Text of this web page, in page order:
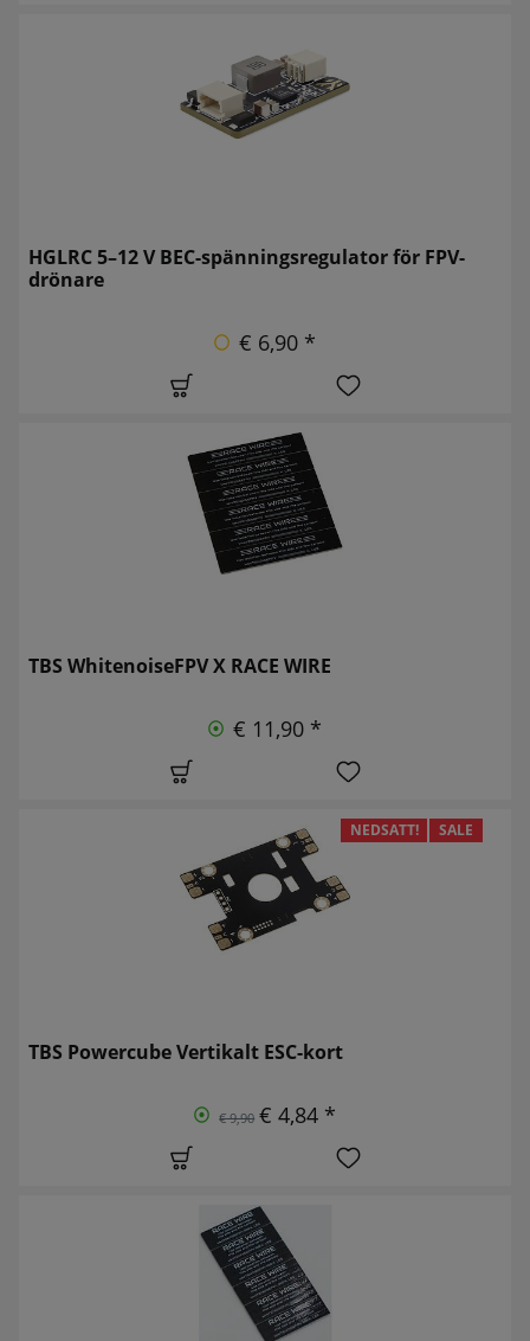
HGLRC 5–12 V BEC-spänningsregulator för FPV-
drönare
€ 6,90 *
TBS WhitenoiseFPV X RACE WIRE
€ 11,90 *
NEDSATT! SALE
TBS Powercube Vertikalt ESC-kort
€ 9,90 € 4,84 *